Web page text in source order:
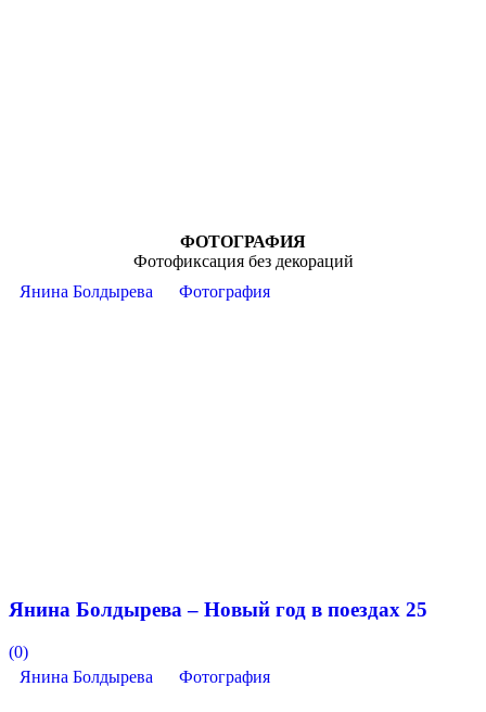
ФОТОГРАФИЯ
Фотофиксация без декораций
Янина Болдырева
Фотография
Янина Болдырева – Новый год в поездах 25
(0)
Янина Болдырева
Фотография